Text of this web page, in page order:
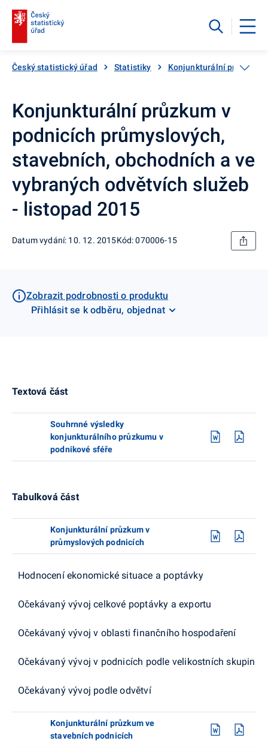
Český statistický úřad Statistiky Konjunkturální průzkumy
Konjunkturální průzkum v
podnicích průmyslových,
stavebních, obchodních a ve
vybraných odvětvích služeb
- listopad 2015
Datum vydání: 10. 12. 2015Kód: 070006-15
Zobrazit podrobnosti o produktu
Přihlásit se k odběru, objednat
Textová část
Souhrnné výsledky
konjunkturálního průzkumu v
podnikové sféře
Tabulková část
Konjunkturální průzkum v
průmyslových podnicích
Hodnocení ekonomické situace a poptávky
Očekávaný vývoj celkové poptávky a exportu
Očekávaný vývoj v oblasti finančního hospodaření
Očekávaný vývoj v podnicích podle velikostních skupin
Očekávaný vývoj podle odvětví
Konjunkturální průzkum ve
stavebních podnicích